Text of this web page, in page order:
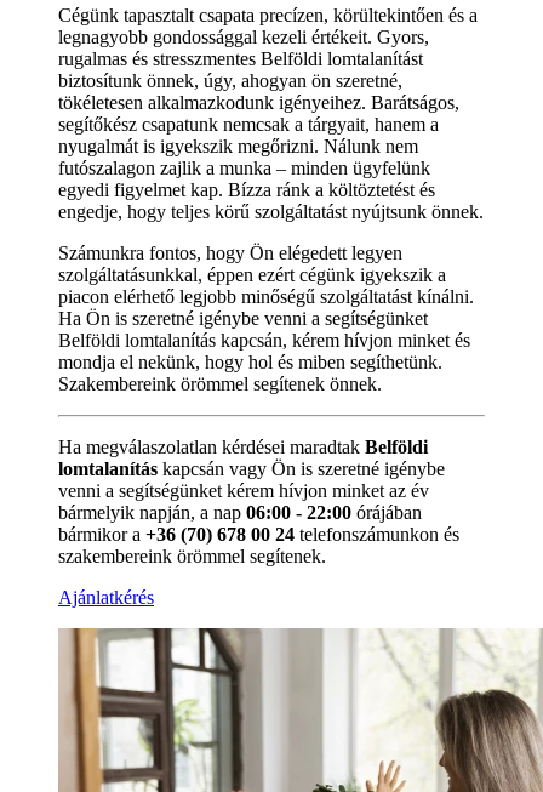
Cégünk tapasztalt csapata precízen, körültekintően és a
legnagyobb gondossággal kezeli értékeit. Gyors,
rugalmas és stresszmentes Belföldi lomtalanítást
biztosítunk önnek, úgy, ahogyan ön szeretné,
tökéletesen alkalmazkodunk igényeihez. Barátságos,
segítőkész csapatunk nemcsak a tárgyait, hanem a
nyugalmát is igyekszik megőrizni. Nálunk nem
futószalagon zajlik a munka – minden ügyfelünk
egyedi figyelmet kap. Bízza ránk a költöztetést és
engedje, hogy teljes körű szolgáltatást nyújtsunk önnek.
Számunkra fontos, hogy Ön elégedett legyen
szolgáltatásunkkal, éppen ezért cégünk igyekszik a
piacon elérhető legjobb minőségű szolgáltatást kínálni.
Ha Ön is szeretné igénybe venni a segítségünket
Belföldi lomtalanítás kapcsán, kérem hívjon minket és
mondja el nekünk, hogy hol és miben segíthetünk.
Szakembereink örömmel segítenek önnek.
Ha megválaszolatlan kérdései maradtak Belföldi
lomtalanítás kapcsán vagy Ön is szeretné igénybe
venni a segítségünket kérem hívjon minket az év
bármelyik napján, a nap 06:00 - 22:00 órájában
bármikor a +36 (70) 678 00 24 telefonszámunkon és
szakembereink örömmel segítenek.
Ajánlatkérés